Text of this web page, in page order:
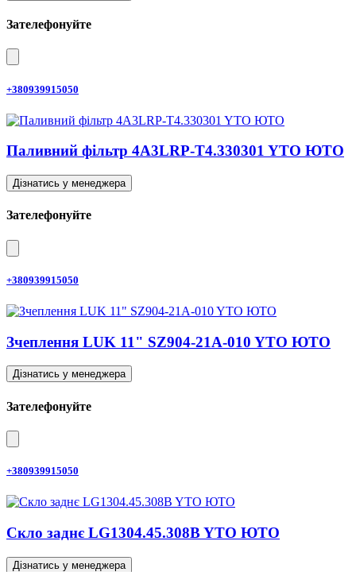
Зателефонуйте
+380939915050
Паливний фільтр 4A3LRP-T4.330301 YTO ЮТО
Дізнатись у менеджера
Зателефонуйте
+380939915050
Зчеплення LUK 11" SZ904-21A-010 YTO ЮТО
Дізнатись у менеджера
Зателефонуйте
+380939915050
Скло заднє LG1304.45.308B YTO ЮТО
Дізнатись у менеджера